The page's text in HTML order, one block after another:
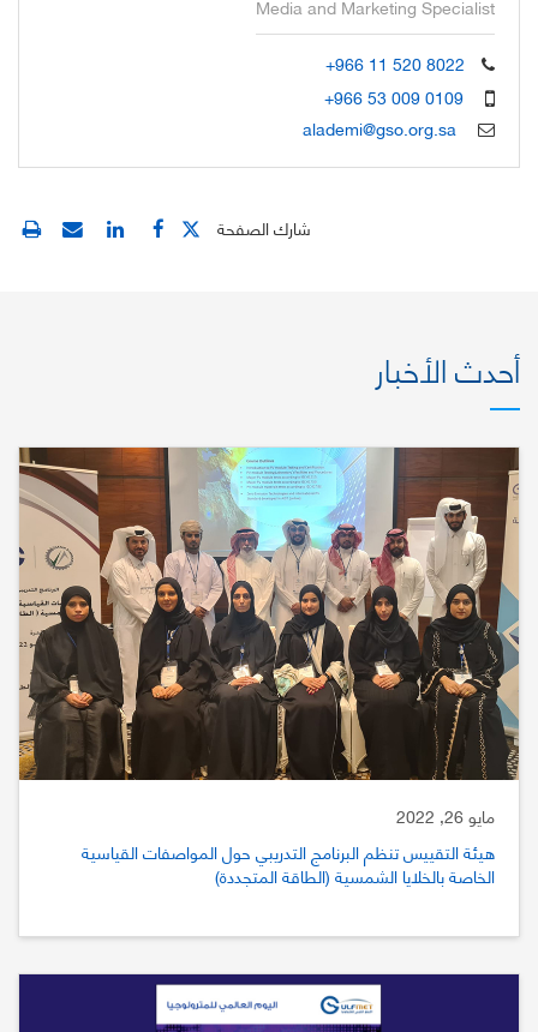
Media and Marketing Specialist
+966 11 520 8022
+966 53 009 0109
alademi@gso.org.sa
شارك الصفحة
أحدث الأخبار
مايو 26, 2022
هيئة التقييس تنظم البرنامج التدريبي حول المواصفات القياسية
الخاصة بالخلايا الشمسية (الطاقة المتجددة)